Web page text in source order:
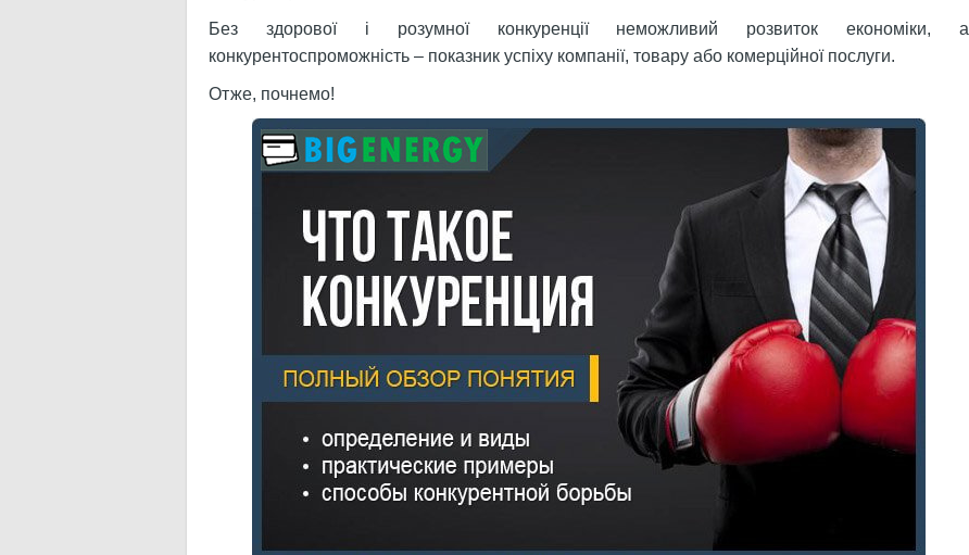
Без здорової і розумної конкуренції неможливий розвиток економіки, а
конкурентоспроможність – показник успіху компанії, товару або комерційної послуги.
Отже, почнемо!